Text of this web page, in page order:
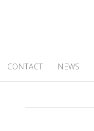
CONTACT NEWS